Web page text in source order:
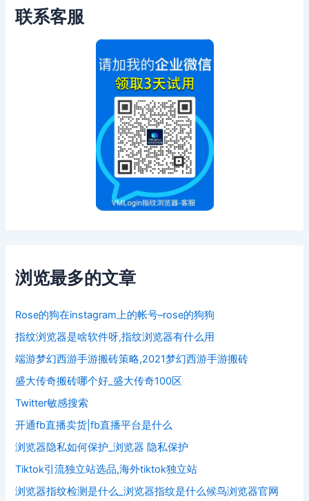
联系客服
浏览最多的文章
Rose的狗在instagram上的帐号–rose的狗狗
指纹浏览器是啥软件呀,指纹浏览器有什么用
端游梦幻西游手游搬砖策略,2021梦幻西游手游搬砖
盛大传奇搬砖哪个好_盛大传奇100区
Twitter敏感搜索
开通fb直播卖货|fb直播平台是什么
浏览器隐私如何保护_浏览器 隐私保护
Tiktok引流独立站选品,海外tiktok独立站
浏览器指纹检测是什么_浏览器指纹是什么候鸟浏览器官网